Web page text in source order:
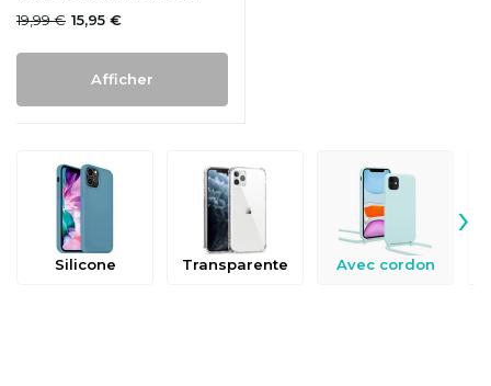
19,99 € 15,95 €
Afficher
Silicone Transparente Avec cordon
›